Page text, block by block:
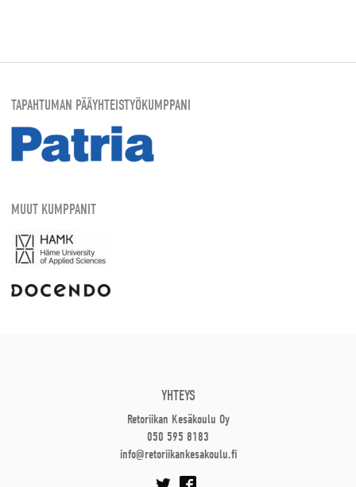
TAPAHTUMAN PÄÄYHTEISTYÖKUMPPANI
MUUT KUMPPANIT
YHTEYS
Retoriikan Kesäkoulu Oy
050 595 8183
info@retoriikankesakoulu.fi